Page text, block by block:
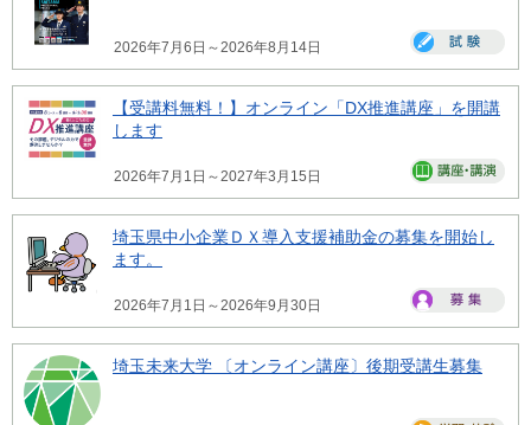
2026年7月6日～2026年8月14日
【受講料無料！】オンライン「DX推進講座」を開講
します
2026年7月1日～2027年3月15日
埼玉県中小企業ＤＸ導入支援補助金の募集を開始し
ます。
2026年7月1日～2026年9月30日
埼玉未来大学 〔オンライン講座〕後期受講生募集